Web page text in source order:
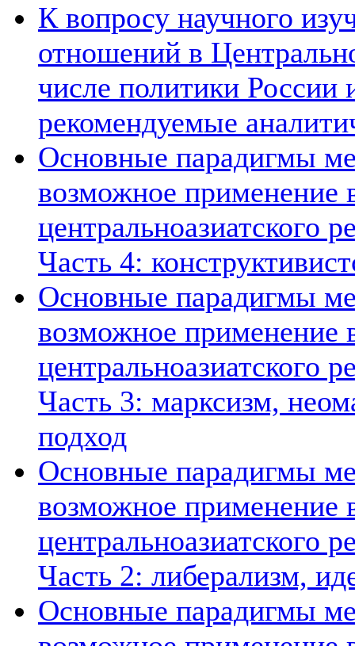
К вопросу научного
отношений в
числе политики России
рекомендуемые
Основные парадигмы
возможное применение
центральноазиатского
Часть 4:
Основные парадигмы
возможное применение
центральноазиатского
Часть 3: марксизм,
подход
Основные парадигмы
возможное применение
центральноазиатского
Часть 2: либерализм,
Основные парадигмы